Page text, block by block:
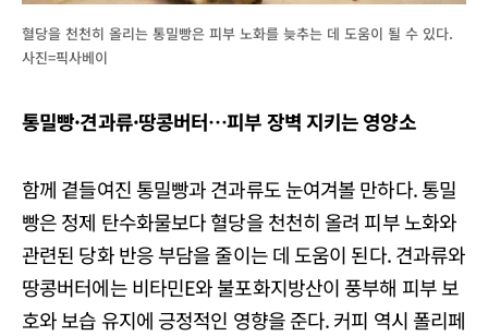
혈당을 천천히 올리는 통밀빵은 피부 노화를 늦추는 데 도움이 될 수 있다.
사진=픽사베이
통밀빵·견과류·땅콩버터…피부 장벽 지키는 영양소
함께 곁들여진 통밀빵과 견과류도 눈여겨볼 만하다. 통밀
빵은 정제 탄수화물보다 혈당을 천천히 올려 피부 노화와
관련된 당화 반응 부담을 줄이는 데 도움이 된다. 견과류와
땅콩버터에는 비타민E와 불포화지방산이 풍부해 피부 보
호와 보습 유지에 긍정적인 영향을 준다. 커피 역시 폴리페